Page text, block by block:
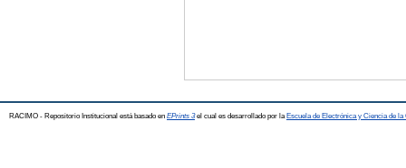
RACIMO - Repositorio Institucional está basado en EPrints 3el cual es desarrollado por la Escuela de Electrónica y Ciencia de la